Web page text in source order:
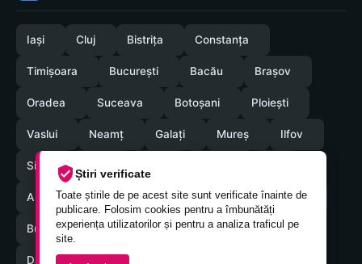
Știri verificate
Toate știrile de pe acest site sunt verificate înainte de
publicare. Folosim cookies pentru a îmbunătăți
experiența utilizatorilor și pentru a analiza traficul pe
site.
Iași Cluj Bistrița Constanța
Timișoara București Bacău Brașov
Oradea Suceava Botoșani Ploiești
Vaslui Neamț Galați Mureș Ilfov
Sibiu
Arges Maramures Vrancea Satumare
Buzau Braila Calarasi Caras-Severin
Dambovita Giurgiu